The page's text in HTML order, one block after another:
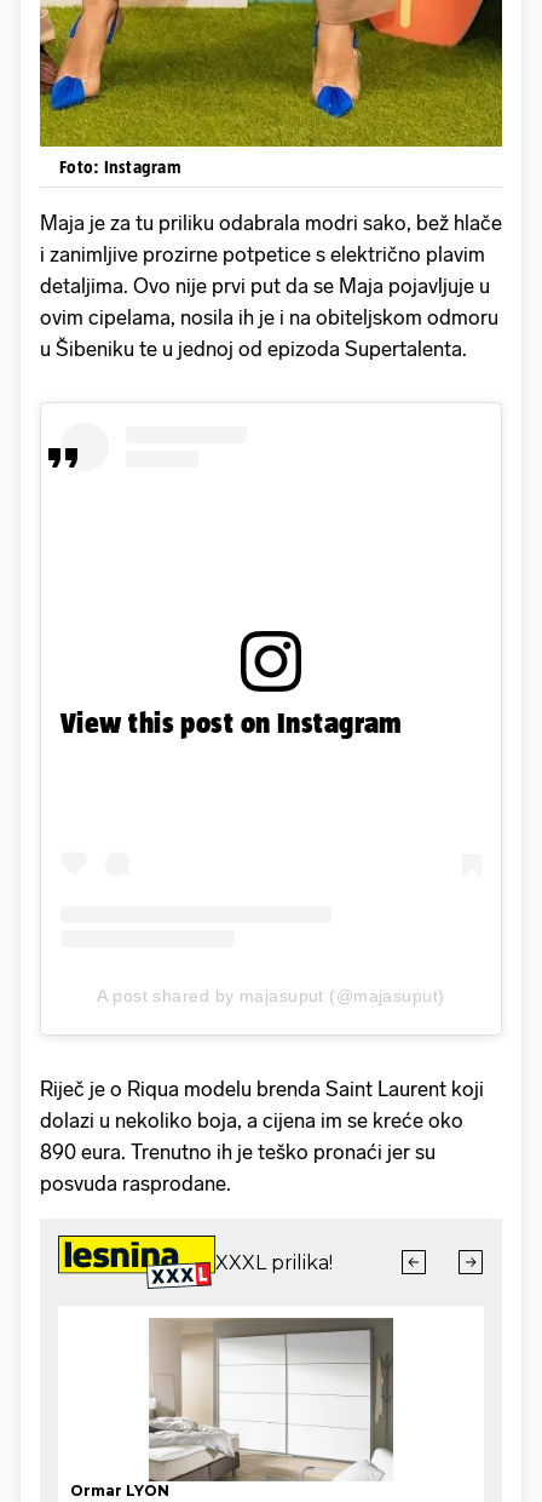
Foto: Instagram
Maja je za tu priliku odabrala modri sako, bež hlače
i zanimljive prozirne potpetice s električno plavim
detaljima. Ovo nije prvi put da se Maja pojavljuje u
ovim cipelama, nosila ih je i na obiteljskom odmoru
u Šibeniku te u jednoj od epizoda Supertalenta.
View this post on Instagram
A post shared by majasuput (@majasuput)
Riječ je o Riqua modelu brenda Saint Laurent koji
dolazi u nekoliko boja, a cijena im se kreće oko
890 eura. Trenutno ih je teško pronaći jer su
posvuda rasprodane.